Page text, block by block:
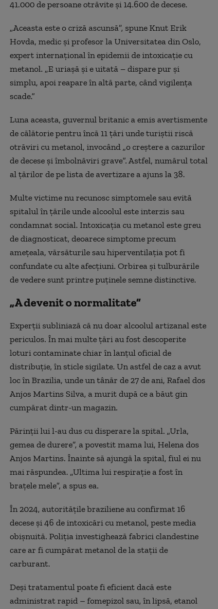
41.000 de persoane otrăvite și 14.600 de decese.
„Aceasta este o criză ascunsă”, spune Knut Erik
Hovda, medic și profesor la Universitatea din Oslo,
expert internațional în epidemii de intoxicație cu
metanol. „E uriașă și e uitată – dispare pur și
simplu, apoi reapare în altă parte, când vigilența
scade.”
Luna aceasta, guvernul britanic a emis avertismente
de călătorie pentru încă 11 țări unde turiștii riscă
otrăviri cu metanol, invocând „o creștere a cazurilor
de decese și îmbolnăviri grave”. Astfel, numărul total
al țărilor de pe lista de avertizare a ajuns la 38.
Multe victime nu recunosc simptomele sau evită
spitalul în țările unde alcoolul este interzis sau
condamnat social. Intoxicația cu metanol este greu
de diagnosticat, deoarece simptome precum
amețeala, vărsăturile sau hiperventilația pot fi
confundate cu alte afecțiuni. Orbirea și tulburările
de vedere sunt printre puținele semne distinctive.
„A devenit o normalitate”
Experții subliniază că nu doar alcoolul artizanal este
periculos. În mai multe țări au fost descoperite
loturi contaminate chiar în lanțul oficial de
distribuție, în sticle sigilate. Un astfel de caz a avut
loc în Brazilia, unde un tânăr de 27 de ani, Rafael dos
Anjos Martins Silva, a murit după ce a băut gin
cumpărat dintr-un magazin.
Părinții lui l-au dus cu disperare la spital. „Urla,
gemea de durere”, a povestit mama lui, Helena dos
Anjos Martins. Înainte să ajungă la spital, fiul ei nu
mai răspundea. „Ultima lui respirație a fost în
brațele mele”, a spus ea.
În 2024, autoritățile braziliene au confirmat 16
decese și 46 de intoxicări cu metanol, peste media
obișnuită. Poliția investighează fabrici clandestine
care ar fi cumpărat metanol de la stații de
carburant.
Deși tratamentul poate fi eficient dacă este
administrat rapid – fomepizol sau, în lipsă, etanol